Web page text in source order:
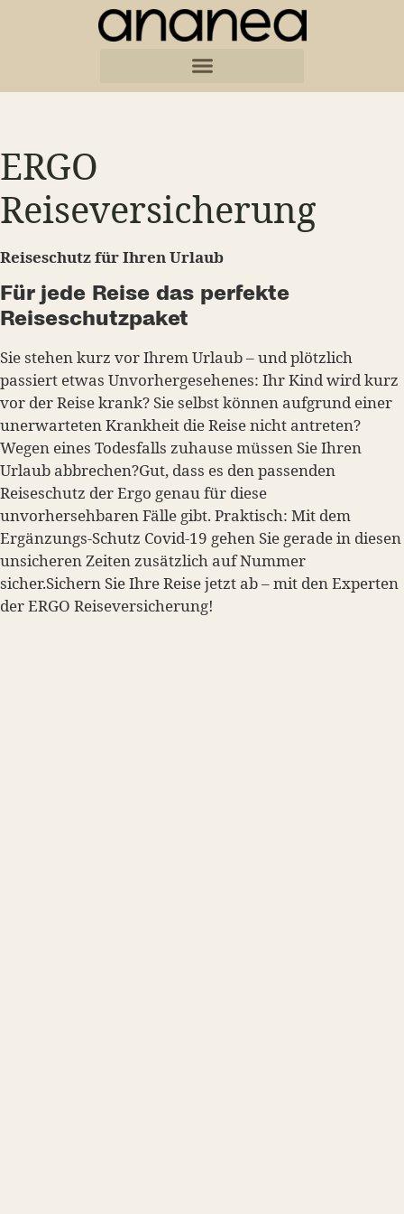
ERGO
Reiseversicherung
Reiseschutz für Ihren Urlaub
Für jede Reise das perfekte
Reiseschutzpaket
Sie stehen kurz vor Ihrem Urlaub – und plötzlich
passiert etwas Unvorhergesehenes: Ihr Kind wird kurz
vor der Reise krank? Sie selbst können aufgrund einer
unerwarteten Krankheit die Reise nicht antreten?
Wegen eines Todesfalls zuhause müssen Sie Ihren
Urlaub abbrechen?Gut, dass es den passenden
Reiseschutz der Ergo genau für diese
unvorhersehbaren Fälle gibt. Praktisch: Mit dem
Ergänzungs-Schutz Covid-19 gehen Sie gerade in diesen
unsicheren Zeiten zusätzlich auf Nummer
sicher.Sichern Sie Ihre Reise jetzt ab – mit den Experten
der ERGO Reiseversicherung!